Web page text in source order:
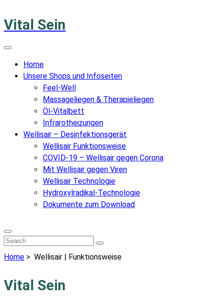
Vital Sein
Home
Unsere Shops und Infoseiten
Feel-Well
Massageliegen & Therapieliegen
Öl-Vitalbett
Infrarotheizungen
Wellisair – Desinfektionsgerät
Wellisair Funktionsweise
COVID-19 – Wellisair gegen Corona
Mit Wellisair gegen Viren
Wellisair Technologie
Hydroxylradikal-Technologie
Dokumente zum Download
Home > Wellisair | Funktionsweise
Vital Sein